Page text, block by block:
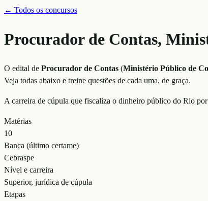
← Todos os concursos
Procurador de Contas,
O edital de Procurador de Contas (Ministério Público de
Veja todas abaixo e treine questões de cada uma, de graça.
A carreira de cúpula que fiscaliza o dinheiro público do Rio
Matérias
10
Banca (último certame)
Cebraspe
Nível e carreira
Superior, jurídica de cúpula
Etapas